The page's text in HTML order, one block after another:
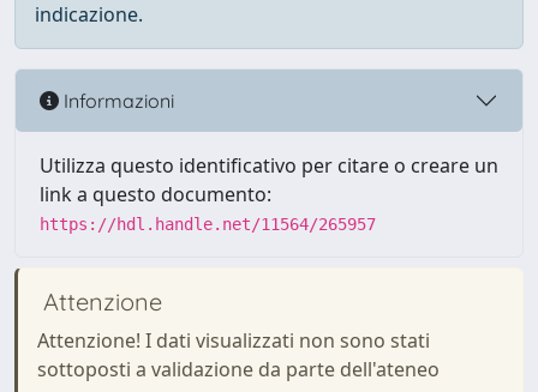
indicazione.
Informazioni
Utilizza questo identificativo per citare o creare un
link a questo documento:
https://hdl.handle.net/11564/265957
Attenzione
Attenzione! I dati visualizzati non sono stati
sottoposti a validazione da parte dell'ateneo